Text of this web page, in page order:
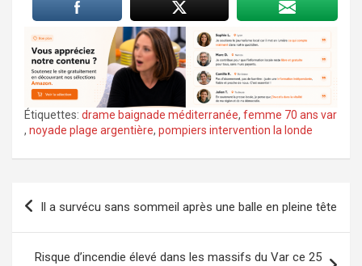
Étiquettes: drame baignade méditerranée, femme 70 ans var
, noyade plage argentière, pompiers intervention la londe
Navigation
Il a survécu sans sommeil après une balle en pleine tête
Risque d’incendie élevé dans les massifs du Var ce 25